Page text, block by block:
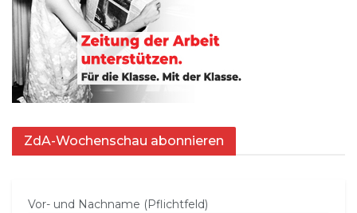
ZdA-Wochenschau abonnieren
Vor- und Nachname (Pflichtfeld)